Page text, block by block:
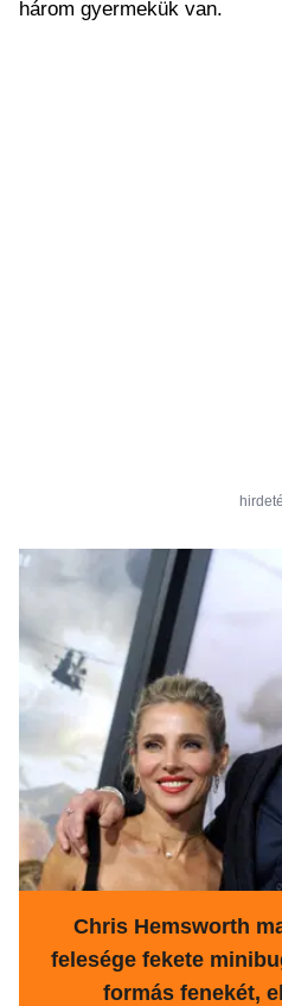
három gyermekük van.
Chris Hemsworth
felesége fekete
formás fenekét,